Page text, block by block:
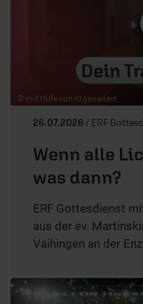
© mit Hilfe von KI generiert
26.07.2026/ ERF
Wenn alle
was dann?
ERF Gottesdienst
aus der ev.
Vaihingen an der